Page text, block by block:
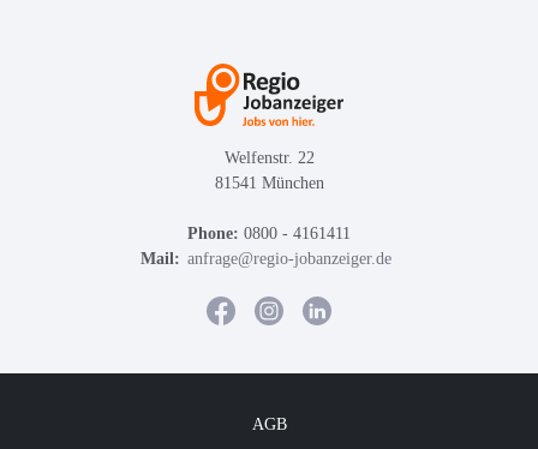
Welfenstr. 22
81541 München
Phone: 0800 - 4161411
Mail: anfrage@regio-jobanzeiger.de
AGB